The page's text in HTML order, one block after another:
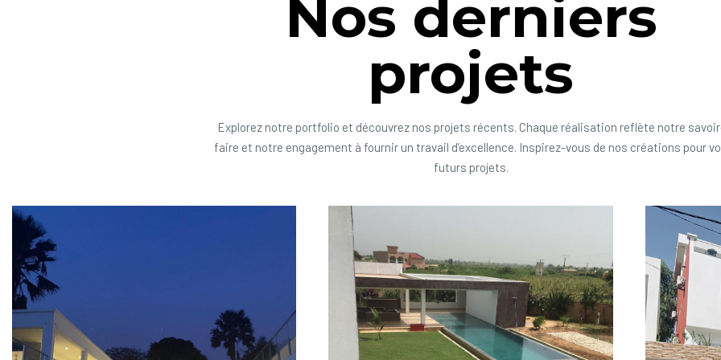
Nos derniers
projets
Explorez notre portfolio et découvrez nos projets récents. Chaque réalisation reflète notre
faire et notre engagement à fournir un travail d’excellence. Inspirez-vous de nos créations pour
futurs projets.